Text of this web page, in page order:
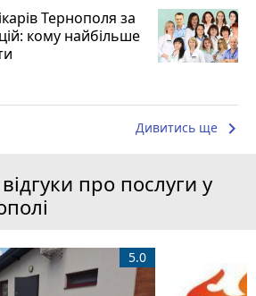
Тернополя за
кому найбільше
Дивитись ще keyboard_arrow_right
про послуги у
5.0